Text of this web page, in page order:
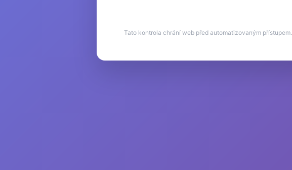
Tato kontrola chrání web před automatizovaným přístupem.